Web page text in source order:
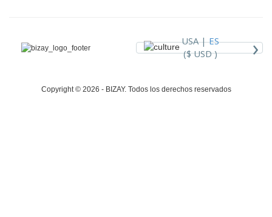
USA |ES
($ USD )
›
Copyright © 2026 - BIZAY. Todos los derechos reservados